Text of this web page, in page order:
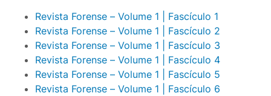
Revista Forense – Volume 1 | Fascículo 1
Revista Forense – Volume 1 | Fascículo 2
Revista Forense – Volume 1 | Fascículo 3
Revista Forense – Volume 1 | Fascículo 4
Revista Forense – Volume 1 | Fascículo 5
Revista Forense – Volume 1 | Fascículo 6